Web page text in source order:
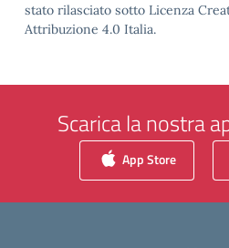
stato rilasciato sotto Licenza
Attribuzione 4.0 Italia.
Scarica la nostra
App Store